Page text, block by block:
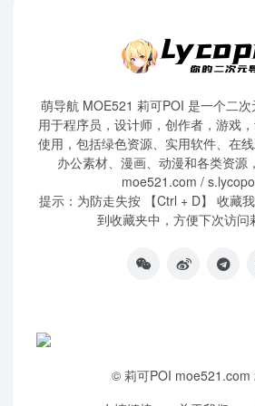
萌导航 MOE521 莉可POI 是一个二
用于程序员，设计师，创作者，游戏
使用，包括绿色资源、实用软件、在线
办公素材、漫画、动漫和各类资源
moe521.com /
提示：为防走失按 【Ctrl + D】 收藏
到收藏夹中，方便下次访问
© 莉可POI moe521.com